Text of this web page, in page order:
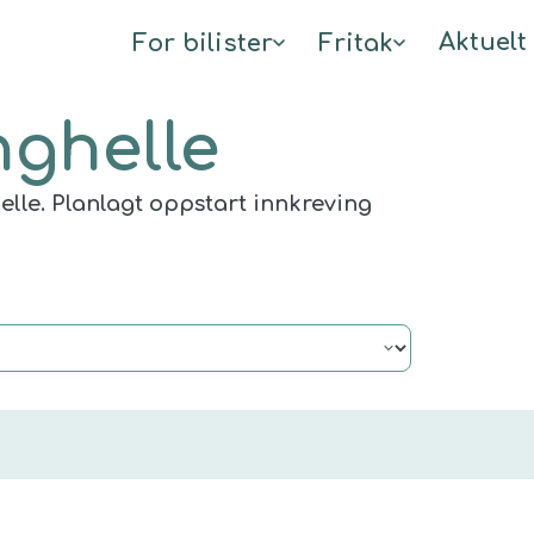
For bilister Fritak Aktuelt
Planlagt oppstart innkreving